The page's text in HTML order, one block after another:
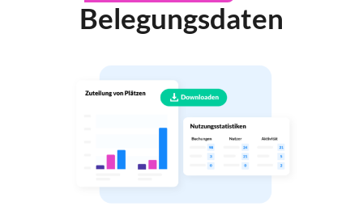
Belegungsdaten